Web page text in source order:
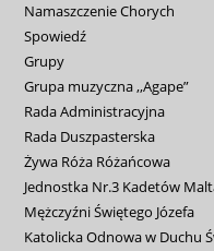
Namaszczenie Chorych
Spowiedź
Grupy
Grupa muzyczna ,,Agape”
Rada Administracyjna
Rada Duszpasterska
Żywa Róża Różańcowa
Jednostka Nr.3 Kadetów
Mężczyźni Świętego Józefa
Katolicka Odnowa w Duchu